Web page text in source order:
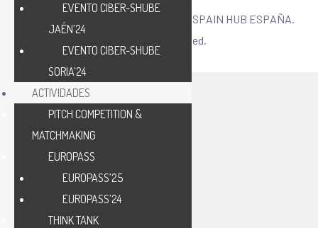
Copyright © 2025 CIBERSECURITY SPAIN HUB ESPAÑA.
All Rights Reserved.
EVENTO CIBER-SHUBE
JAÉN’24
EVENTO CIBER-SHUBE
SORIA’24
ACTIVIDADES
PITCH COMPETITION &
MATCHMAKING
EUROPASS
EUROPASS’25
EUROPASS’24
THINK TANK